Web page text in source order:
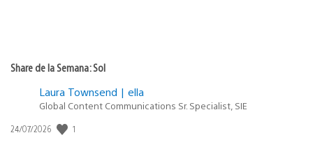
Share de la Semana: Sol
Laura Townsend | ella
Global Content Communications Sr. Specialist, SIE
Fecha
24/07/2026 1